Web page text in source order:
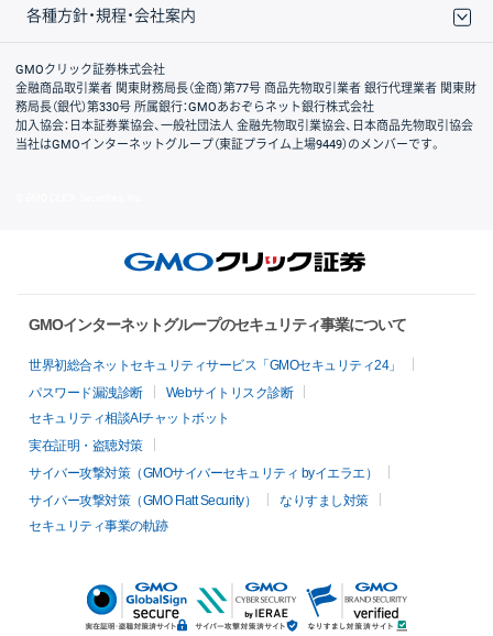
各種方針・規程・会社案内
取引規程・約款
サイトマップ
その他のご案内
個人情報保護方針
最良執行方針
サイトのご利用について
ディスクレイマー
信託保全
リスク説明
会社案内
GMOクリック証券株式会社
金融商品取引業者 関東財務局長（金商）第77号 商品先物取引業者 銀行代理業者 関東財
務局長（銀代）第330号 所属銀行：GMOあおぞらネット銀行株式会社
加入協会：日本証券業協会、一般社団法人 金融先物取引業協会、日本商品先物取引協会
当社はGMOインターネットグループ（東証プライム上場9449）のメンバーです。
GMOインターネットグループのセキュリティ事業について
世界初総合ネットセキュリティサービス「GMOセキュリティ24」
パスワード漏洩診断
Webサイトリスク診断
セキュリティ相談AIチャットボット
実在証明・盗聴対策
サイバー攻撃対策（GMOサイバーセキュリティ byイエラエ）
サイバー攻撃対策（GMO Flatt Security）
なりすまし対策
セキュリティ事業の軌跡